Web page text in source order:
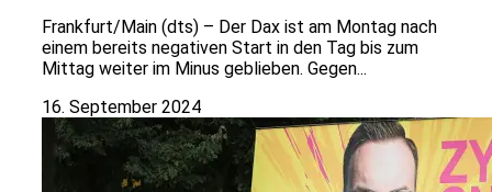
Frankfurt/Main (dts) – Der Dax ist am Montag nach
einem bereits negativen Start in den Tag bis zum
Mittag weiter im Minus geblieben. Gegen...
16. September 2024